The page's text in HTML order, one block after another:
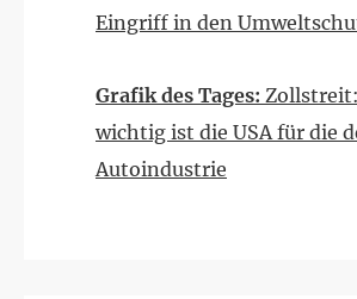
Eingriff in den
Grafik des Tages:
wichtig ist die USA für die
Autoindustrie